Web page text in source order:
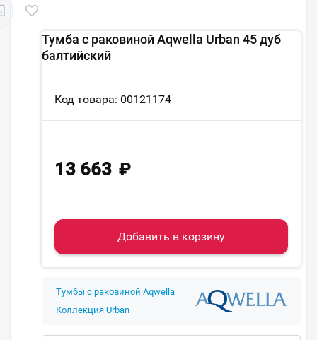
Тумба с раковиной Aqwella Urban 45 дуб
балтийский
Код товара: 00121174
13 663 ₽
Добавить в корзину
Тумбы с раковиной Aqwella
Коллекция Urban